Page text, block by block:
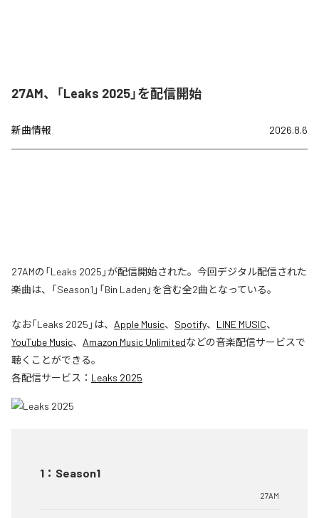
27AM、「Leaks 2025」を配信開始
新曲情報 2026.8.6
27AMの「Leaks 2025」が配信開始された。今回デジタル配信された
楽曲は、「Season1」「Bin Laden」を含む全2曲となっている。
なお「Leaks 2025 」は、 Apple Music、 Spotify、 LINE MUSIC、
YouTube Music、 Amazon Music Unlimitedなどの音楽配信サービスで
聴くことができる。
各配信サービス： Leaks 2025
1 ： Season1
27AM